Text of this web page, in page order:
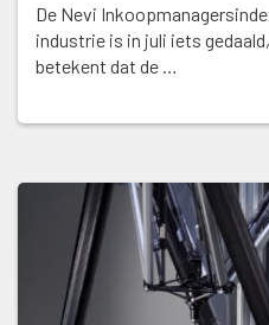
De Nevi
industrie is in juli iets
betekent dat de …